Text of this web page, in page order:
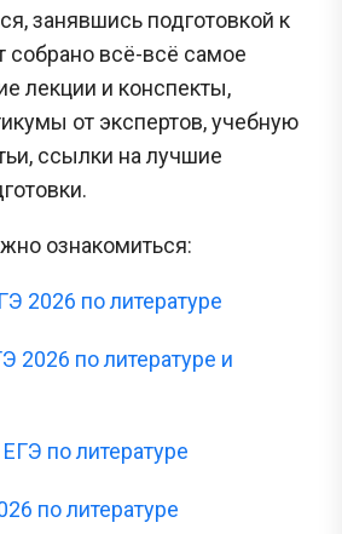
занявшись подготовкой к
собрано всё-всё самое
лекции и конспекты,
от экспертов, учебную
ссылки на лучшие
ознакомиться:
2026 по литературе
2026 по литературе и
по литературе
по литературе